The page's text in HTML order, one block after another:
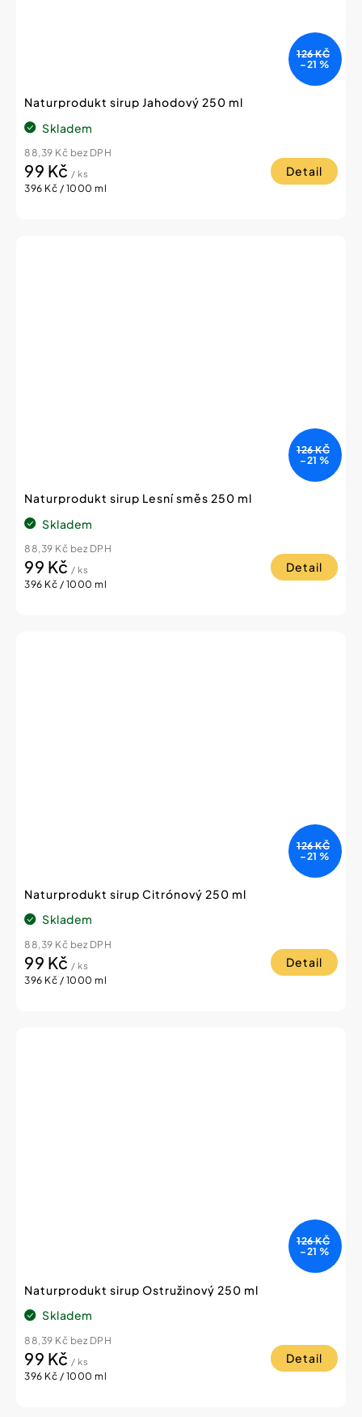
126 KČ
–21 %
Naturprodukt sirup Jahodový 250 ml
Skladem
88,39 Kč bez DPH
99 Kč / ks
Měrná
396 Kč / 1000 ml
Detail
126 KČ
–21 %
Naturprodukt sirup Lesní směs 250 ml
Skladem
88,39 Kč bez DPH
99 Kč / ks
Měrná
396 Kč / 1000 ml
Detail
126 KČ
–21 %
Naturprodukt sirup Citrónový 250 ml
Skladem
88,39 Kč bez DPH
99 Kč / ks
Měrná
396 Kč / 1000 ml
Detail
126 KČ
–21 %
Naturprodukt sirup Ostružinový 250 ml
Skladem
88,39 Kč bez DPH
99 Kč / ks
Měrná
396 Kč / 1000 ml
Detail